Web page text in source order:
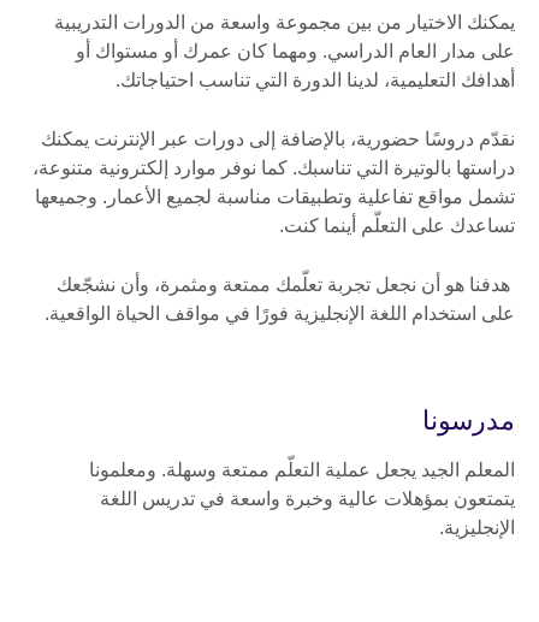
يمكنك الاختيار من بين مجموعة واسعة من الدورات التدريبية
على مدار العام الدراسي. ومهما كان عمرك أو مستواك أو
أهدافك التعليمية، لدينا الدورة التي تناسب احتياجاتك.
نقدّم دروسًا حضورية، بالإضافة إلى دورات عبر الإنترنت يمكنك
دراستها بالوتيرة التي تناسبك. كما نوفر موارد إلكترونية متنوعة،
تشمل مواقع تفاعلية وتطبيقات مناسبة لجميع الأعمار. وجميعها
تساعدك على التعلّم أينما كنت.
هدفنا هو أن نجعل تجربة تعلّمك ممتعة ومثمرة، وأن نشجّعك
على استخدام اللغة الإنجليزية فورًا في مواقف الحياة الواقعية.
مدرسونا
المعلم الجيد يجعل عملية التعلّم ممتعة وسهلة. ومعلمونا
يتمتعون بمؤهلات عالية وخبرة واسعة في تدريس اللغة
الإنجليزية.